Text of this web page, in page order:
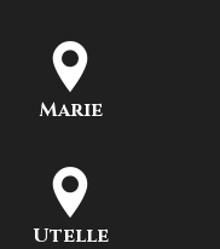
Marie
Utelle